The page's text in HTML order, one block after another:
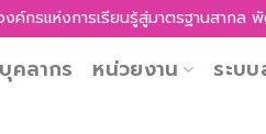
เรียนรู้สู่มาตรฐานสากล พัฒนาศักยภ
บุคลากร หน่วยงาน ระบ